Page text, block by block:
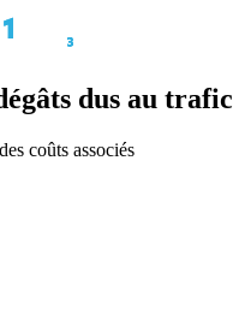
dus au trafic
coûts associés